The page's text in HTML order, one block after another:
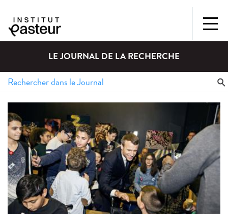
LE JOURNAL DE LA RECHERCHE